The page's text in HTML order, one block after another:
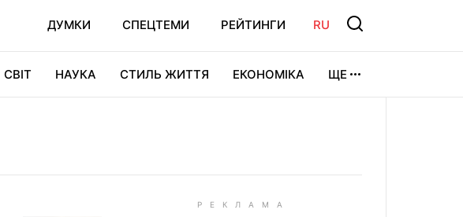
ДУМКИ СПЕЦТЕМИ РЕЙТИНГИ RU
СВІТ НАУКА СТИЛЬ ЖИТТЯ ЕКОНОМІКА ЩЕ